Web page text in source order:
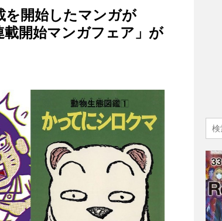
を開始したマンガが
載開始マンガフェア」が